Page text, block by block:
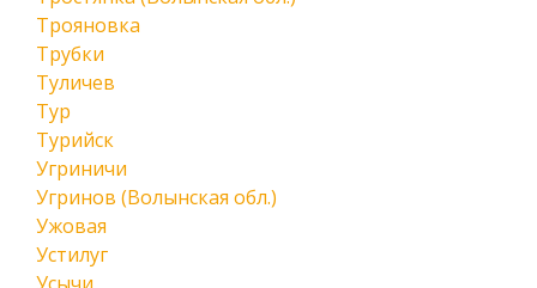
Трояновка
Трубки
Туличев
Тур
Турийск
Угриничи
Угринов (Волынская обл.)
Ужовая
Устилуг